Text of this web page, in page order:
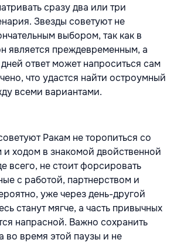
сразу два или три
Звезды советуют не
выбором, так как в
является преждевременным, а
ответ может напроситься сам
что удастся найти остроумный
всеми вариантами.
Ракам не торопиться со
ходом в знакомой двойственной
всего, не стоит форсировать
с работой, партнерством и
уже через день-другой
станут мягче, а часть привычных
напрасной. Важно сохранить
во время этой паузы и не